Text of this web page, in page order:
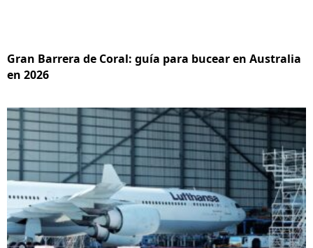
Gran Barrera de Coral: guía para bucear en Australia
en 2026